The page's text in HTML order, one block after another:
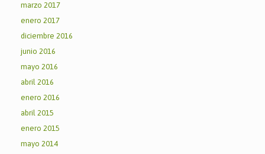
marzo 2017
enero 2017
diciembre 2016
junio 2016
mayo 2016
abril 2016
enero 2016
abril 2015
enero 2015
mayo 2014